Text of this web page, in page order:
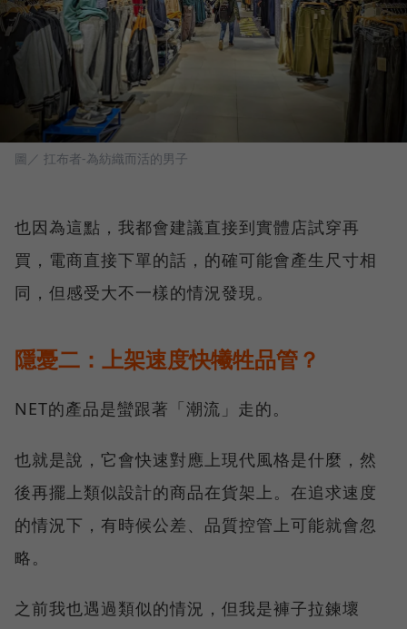
圖／ 扛布者-為紡織而活的男子
也因為這點，我都會建議直接到實體店試穿再
買，電商直接下單的話，的確可能會產生尺寸相
同，但感受大不一樣的情況發現。
隱憂二：上架速度快犧牲品管？
NET的產品是蠻跟著「潮流」走的。
也就是說，它會快速對應上現代風格是什麼，然
後再擺上類似設計的商品在貨架上。在追求速度
的情況下，有時候公差、品質控管上可能就會忽
略。
之前我也遇過類似的情況，但我是褲子拉鍊壞